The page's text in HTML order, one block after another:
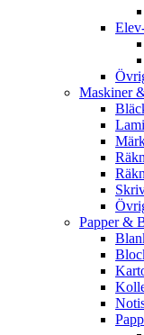
Maskiner
Papper &